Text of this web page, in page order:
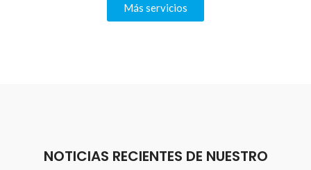
Más servicios
NOTICIAS RECIENTES DE NUESTRO